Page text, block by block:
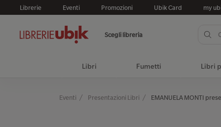
Librerie Eventi Promozioni Ubik Card my
Scegli libreria
Libri Fumetti Libri
Eventi Presentazioni Libri EMANUELA MONTI